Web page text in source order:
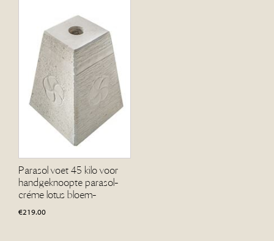
Parasol voet 45 kilo voor
handgeknoopte parasol-
créme lotus bloem-
€219.00